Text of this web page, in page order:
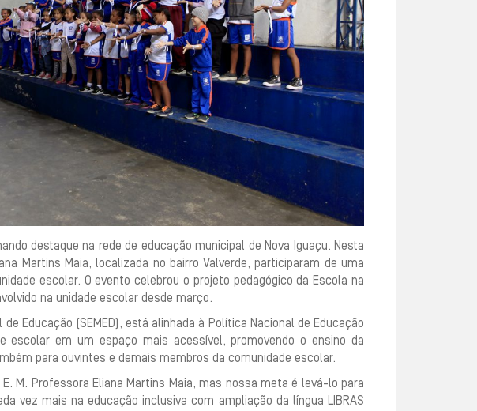
destaque na rede de educação municipal de Nova Iguaçu. Nesta
Martins Maia, localizada no bairro Valverde, participaram de uma
escolar. O evento celebrou o projeto pedagógico da Escola na
na unidade escolar desde março.
Educação (SEMED), está alinhada à Política Nacional de Educação
escolar em um espaço mais acessível, promovendo o ensino da
para ouvintes e demais membros da comunidade escolar.
M. Professora Eliana Martins Maia, mas nossa meta é levá-lo para
vez mais na educação inclusiva com ampliação da língua LIBRAS